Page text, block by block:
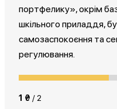
портфелику», окрім
шкільного приладдя,
самозаспокоєння та
регулювання.
1 ₴ / 2